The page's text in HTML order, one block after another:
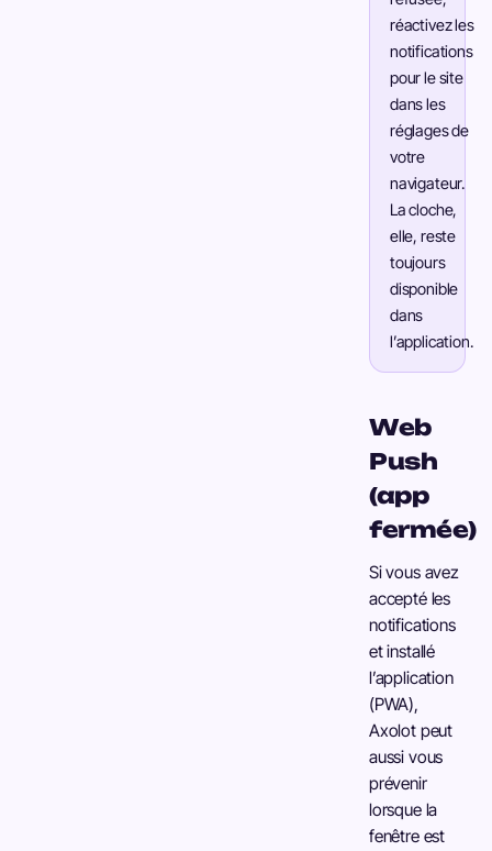
réactivez les
notifications
pour le site
dans les
réglages de
votre
navigateur.
La cloche,
elle, reste
toujours
disponible
dans
l’application.
Web
Push
(app
fermée)
Si vous avez
accepté les
notifications
et installé
l’application
(PWA),
Axolot peut
aussi vous
prévenir
lorsque la
fenêtre est